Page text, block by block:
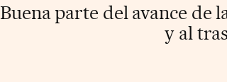
Buena parte del avance de
y al